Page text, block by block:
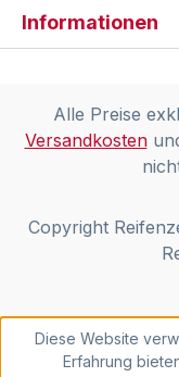
Informationen
Alle Preise
Versandkosten
Copyright
Diese Website
Erfahrung